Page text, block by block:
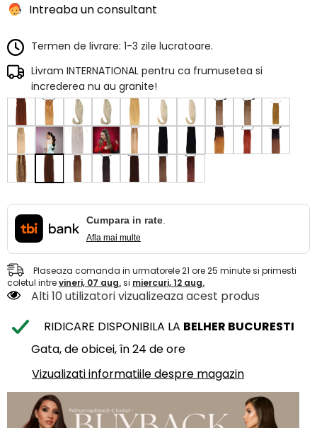
Intreaba un consultant
Termen de livrare: 1-3 zile lucratoare.
Livram INTERNATIONAL pentru ca frumusetea si
increderea nu au granite!
Cumpara in rate.
Afla mai multe
Plaseaza comanda in urmatorele21 ore25 minutesi primesti
coletul intrevineri, 07 aug.si miercuri, 12 aug.
Alti 10 utilizatori vizualizeaza acest produs
RIDICARE DISPONIBILA LA BELHER BUCURESTI
Gata, de obicei, în 24 de ore
Vizualizati informatiile despre magazin